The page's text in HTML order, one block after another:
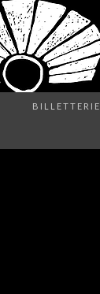
BILLETTERIE